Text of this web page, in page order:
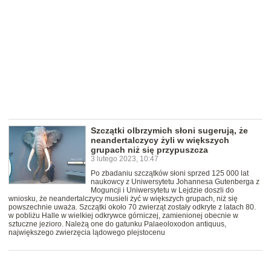
Szczątki olbrzymich słoni sugerują, że
neandertalczycy żyli w większych
grupach niż się przypuszcza
3 lutego 2023, 10:47
Po zbadaniu szczątków słoni sprzed 125 000 lat
naukowcy z Uniwersytetu Johannesa Gutenberga z
Moguncji i Uniwersytetu w Lejdzie doszli do
wniosku, że neandertalczycy musieli żyć w większych grupach, niż się
powszechnie uważa. Szczątki około 70 zwierząt zostały odkryte z latach 80.
w pobliżu Halle w wielkiej odkrywce górniczej, zamienionej obecnie w
sztuczne jezioro. Należą one do gatunku Palaeoloxodon antiquus,
największego zwierzęcia lądowego plejstocenu